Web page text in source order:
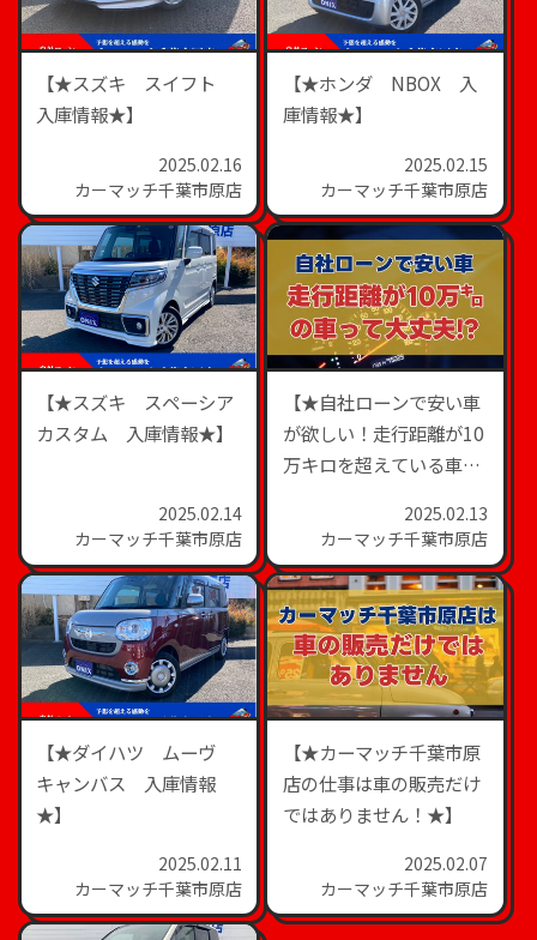
【★スズキ スイフト
入庫情報★】
2025.02.16
カーマッチ千葉市原店
【★ホンダ NBOX 入
庫情報★】
2025.02.15
カーマッチ千葉市原店
【★スズキ スペーシア
カスタム 入庫情報★】
2025.02.14
カーマッチ千葉市原店
【★自社ローンで安い車
が欲しい！走行距離が10
万キロを超えている車っ
葉市原店★】
2025.02.13
カーマッチ千葉市原店
【★ダイハツ ムーヴ
キャンバス 入庫情報
★】
2025.02.11
カーマッチ千葉市原店
【★カーマッチ千葉市原
店の仕事は車の販売だけ
ではありません！★】
2025.02.07
カーマッチ千葉市原店